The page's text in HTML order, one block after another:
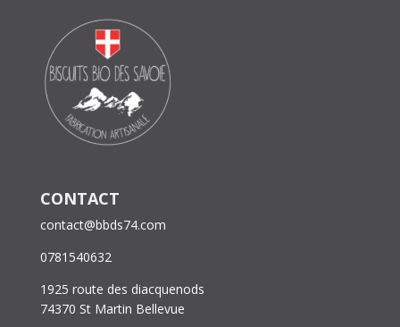
CONTACT
contact@bbds74.com
0781540632
1925 route des diacquenods
74370 St Martin Bellevue